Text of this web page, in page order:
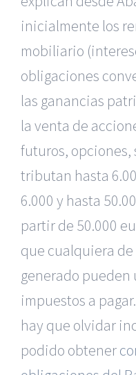
inicialmente los
mobiliario
obligaciones
las ganancias
la venta de
futuros,
tributan hasta
6.000 y hasta
partir de 50.000
que cualquiera
generado
impuestos a
hay que olvidar
podido obtener